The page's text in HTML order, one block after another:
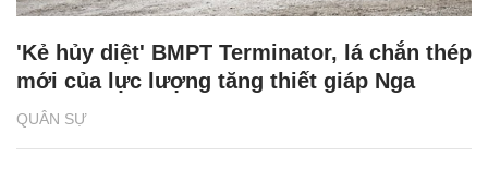
QUÂN SỰ
'Kẻ hủy diệt' BMPT Terminator, lá chắn thép
mới của lực lượng tăng thiết giáp Nga